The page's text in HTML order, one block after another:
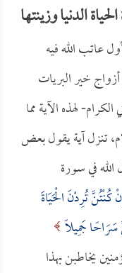
الدنيا وزينتها
عاتب الله فيه
خير البريات
لهذه الآية مما
تنزل آية يقول بعض
في سورة
كُنْتُنَّ تُرِدْنَ الْحَيَاةَ
جَمِيلًا
يخاطبن بهذا